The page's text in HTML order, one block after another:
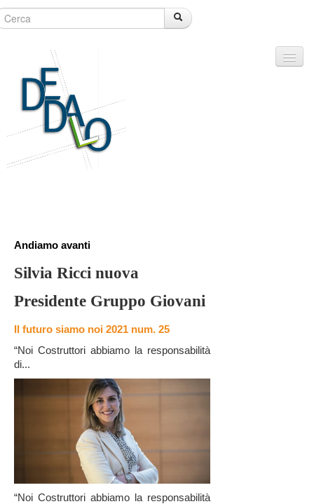
Chi siamo
Registrazione
Andiamo avanti
Silvia Ricci nuova
Presidente Gruppo Giovani
Il futuro siamo noi 2021 num. 25
“Noi Costruttori abbiamo la responsabilità
di...
“Noi Costruttori abbiamo la responsabilità